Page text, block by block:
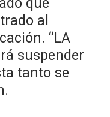
al
“LA
suspender
tanto se